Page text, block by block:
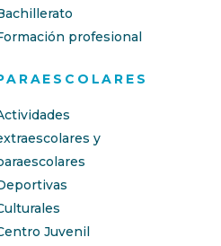
profesional
y
Juvenil